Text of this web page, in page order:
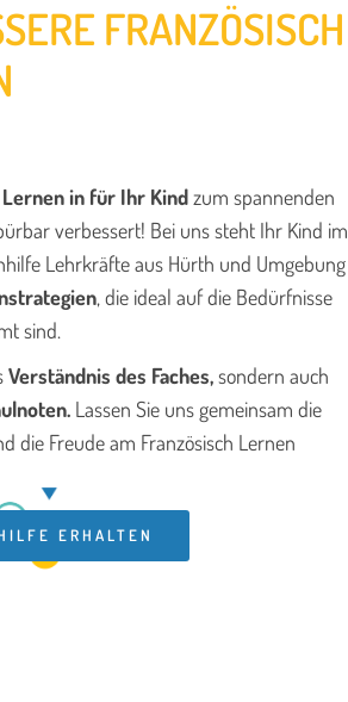
FRANZÖSISCH
Lernen in für Ihr Kindzum spannenden
verbessert! Bei uns steht Ihr Kind im
Lehrkräfte aus Hürth und Umgebung
, die ideal auf die Bedürfnisse
sind.
Verständnis des Faches,sondern auch
Lassen Sie uns gemeinsam die
die Freude am Französisch Lernen
ERHALTEN